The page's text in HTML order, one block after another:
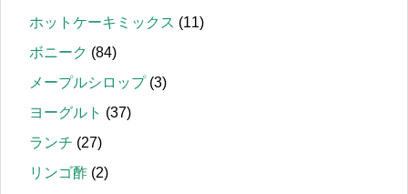
ホットケーキミックス (11)
ボニーク (84)
メープルシロップ(3)
ヨーグルト (37)
ランチ (27)
リンゴ酢 (2)